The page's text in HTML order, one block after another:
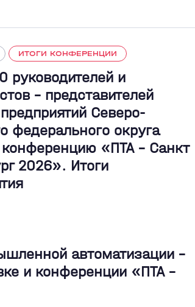
ИТОГИ КОНФЕРЕНЦИИ
руководителей и
– представителей
Северо-
федерального округа
конференцию «ПТА – Санкт
2026». Итоги
автоматизации -
и конференции «ПТА –